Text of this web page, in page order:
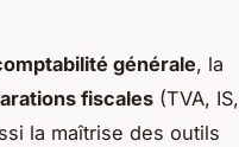
générale, la
fiscales (TVA, IS,
la maîtrise des outils